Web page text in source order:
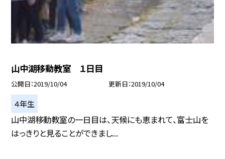
山中湖移動教室 １日目
公開日 2019/10/04 更新日 2019/10/04
４年生
山中湖移動教室の一日目は、天候にも恵まれて、富士山を
はっきりと見ることができまし...